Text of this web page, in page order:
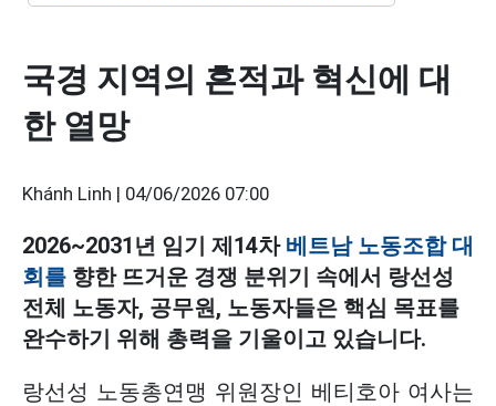
국경 지역의 흔적과 혁신에 대
한 열망
Khánh Linh | 04/06/2026 07:00
2026~2031년 임기 제14차 베트남 노동조합 대
회를 향한 뜨거운 경쟁 분위기 속에서 랑선성
전체 노동자, 공무원, 노동자들은 핵심 목표를
완수하기 위해 총력을 기울이고 있습니다.
랑선성 노동총연맹 위원장인 베티호아 여사는